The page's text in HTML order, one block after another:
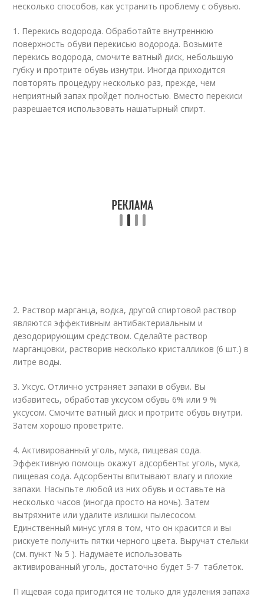
несколько способов, как устранить проблему с обувью.
1. Перекись водорода. Обработайте внутреннюю
поверхность обуви перекисью водорода. Возьмите
перекись водорода, смочите ватный диск, небольшую
губку и протрите обувь изнутри. Иногда приходится
повторять процедуру несколько раз, прежде, чем
неприятный запах пройдет полностью. Вместо перекиси
разрешается использовать нашатырный спирт.
2. Раствор марганца, водка, другой спиртовой раствор
являются эффективным антибактериальным и
дезодорирующим средством. Сделайте раствор
марганцовки, растворив несколько кристалликов (6 шт.) в
литре воды.
3. Уксус. Отлично устраняет запахи в обуви. Вы
избавитесь, обработав уксусом обувь 6% или 9 %
уксусом. Смочите ватный диск и протрите обувь внутри.
Затем хорошо проветрите.
4. Активированный уголь, мука, пищевая сода.
Эффективную помощь окажут адсорбенты: уголь, мука,
пищевая сода. Адсорбенты впитывают влагу и плохие
запахи. Насыпьте любой из них обувь и оставьте на
несколько часов (иногда просто на ночь). Затем
вытряхните или удалите излишки пылесосом.
Единственный минус угля в том, что он красится и вы
рискуете получить пятки черного цвета. Выручат стельки
(см. пункт № 5 ). Надумаете использовать
активированный уголь, достаточно будет 5-7 таблеток.
П ищевая сода пригодится не только для удаления запаха